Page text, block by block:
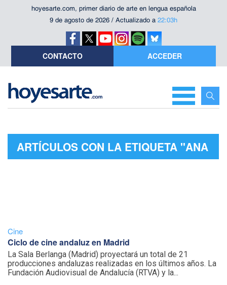
hoyesarte.com, primer diario de arte en lengua española
9 de agosto de 2026 / Actualizado a 22:03h
CONTACTO ACCEDER
ARTÍCULOS CON LA ETIQUETA "ANA
Cine
Ciclo de cine andaluz en Madrid
La Sala Berlanga (Madrid) proyectará un total de 21
producciones andaluzas realizadas en los últimos años. La
Fundación Audiovisual de Andalucía (RTVA) y la...